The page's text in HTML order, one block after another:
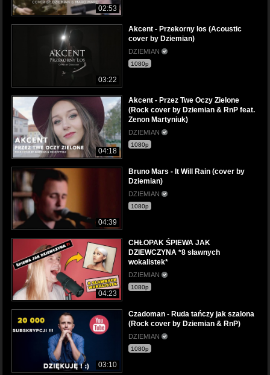
02:53
03:22
Akcent - Przekorny los (Acoustic
cover by Dziemian)
DZIEMIAN
1080p
04:18
Akcent - Przez Twe Oczy Zielone
(Rock cover by Dziemian & RnP feat.
Zenon Martyniuk)
DZIEMIAN
1080p
04:39
Bruno Mars - It Will Rain (cover by
Dziemian)
DZIEMIAN
1080p
04:23
CHŁOPAK ŚPIEWA JAK
DZIEWCZYNA *8 sławnych
wokalistek*
DZIEMIAN
1080p
03:10
Czadoman - Ruda tańczy jak szalona
(Rock cover by Dziemian & RnP)
DZIEMIAN
1080p